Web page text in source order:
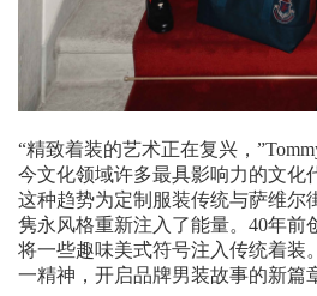
“精致着装的艺术正在复兴，
今文化领域许多最具影响力的文化
这种趋势为定制服装传统与萨维尔
隽永风格重新注入了能量。40年前
将一些趣味美式符号注入传统着装
一精神，开启品牌男装故事的新篇